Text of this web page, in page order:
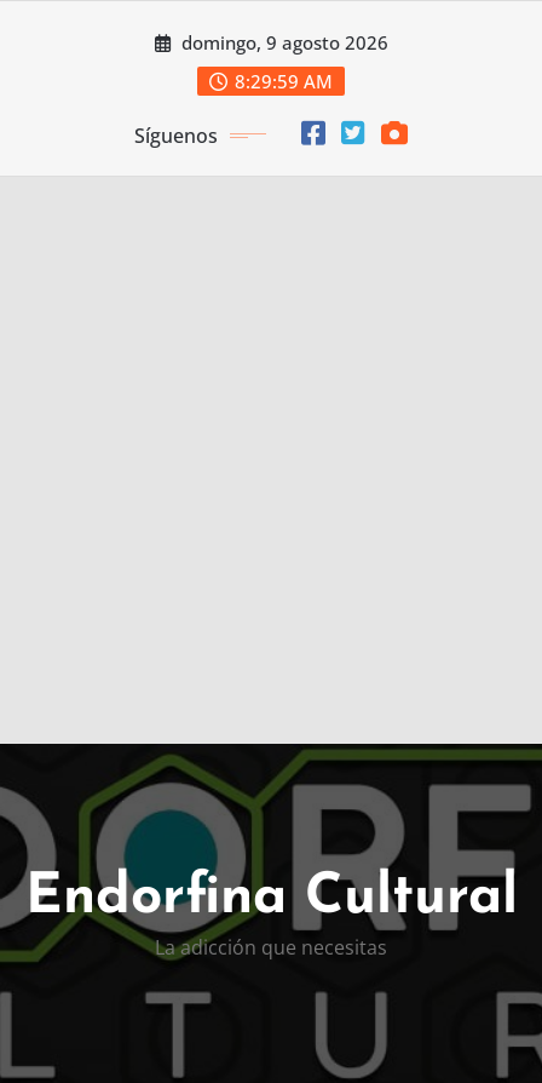
domingo, 9 agosto 2026
8:30:00 AM
Síguenos
Endorfina Cultural
La adicción que necesitas